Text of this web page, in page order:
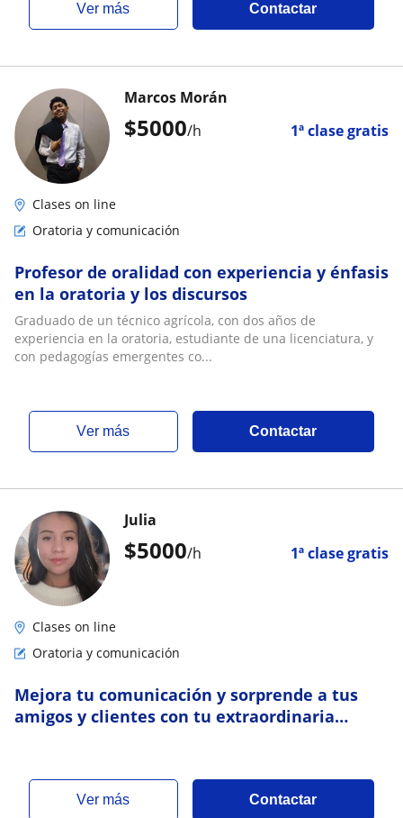
ver más Contactar
$5000/h 1ª clase gratis
Marcos Morán
Clases on line
Oratoria y comunicación
Profesor de oralidad con experiencia y énfasis
en la oratoria y los discursos
Graduado de un técnico agrícola, con dos años de
experiencia en la oratoria, estudiante de una licenciatura, y
con pedagogías emergentes co...
ver más Contactar
$5000/h 1ª clase gratis
Julia
Clases on line
Oratoria y comunicación
Mejora tu comunicación y sorprende a tus
amigos y clientes con tu extraordinaria
ver más Contactar